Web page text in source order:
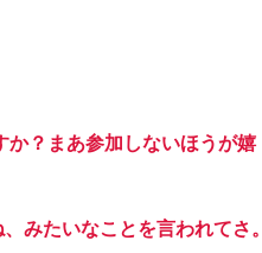
か？まあ参加しないほうが嬉
みたいなことを言われてさ。